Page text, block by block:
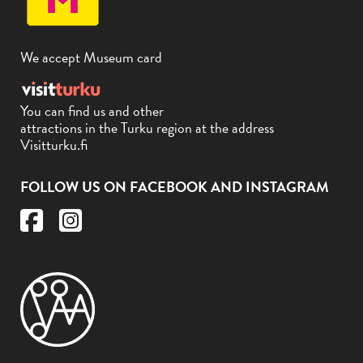
We accept Museum card
You can find us and other
attractions in the Turku region at the address
Visitturku.fi
FOLLOW US ON FACEBOOK AND INSTAGRAM